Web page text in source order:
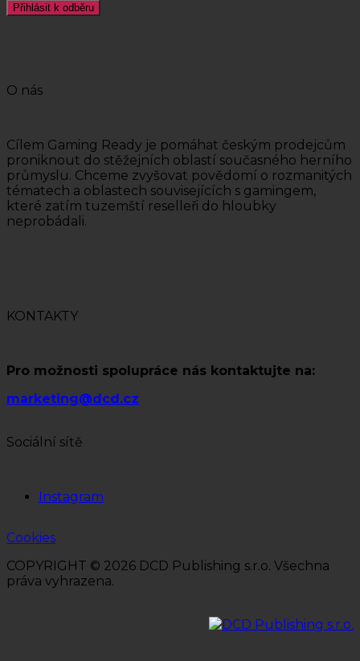
Přihlásit k odběru
O nás
Cílem Gaming Ready je pomáhat českým prodejcům
proniknout do stěžejních oblastí současného herního
průmyslu. Chceme zvyšovat povědomí o rozmanitých
tématech a oblastech souvisejících s gamingem,
které zatím tuzemští reselleři do hloubky
neprobádali.
KONTAKTY
Pro možnosti spolupráce nás kontaktujte na:
marketing@dcd.cz
Sociální sítě
Instagram
Cookies
COPYRIGHT © 2026 DCD Publishing s.r.o. Všechna
práva vyhrazena.